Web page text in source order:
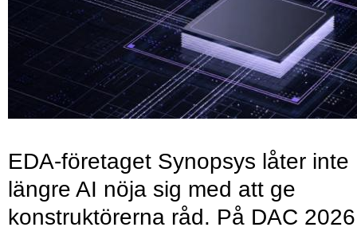
EDA-företaget Synopsys låter inte
längre AI nöja sig med att ge
konstruktörerna råd. På DAC 2026